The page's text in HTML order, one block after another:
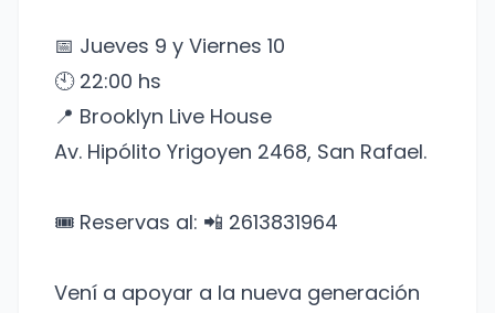
📅 Jueves 9 y Viernes 10
🕙 22:00 hs
📍 Brooklyn Live House
Av. Hipólito Yrigoyen 2468, San Rafael.
🎟️ Reservas al: 📲 2613831964
Vení a apoyar a la nueva generación